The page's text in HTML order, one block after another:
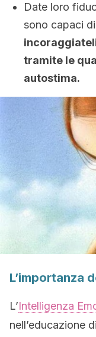
Date loro
sono capaci
tramite le
autostima.
L’importanza
L’Intelligenza
nell’educazione